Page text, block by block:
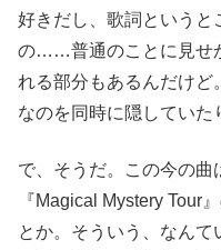
好きだし、歌詞というと
の……普通のことに見せ
れる部分もあるんだけど
なのを同時に隠していた
で、そうだ。この今の
『Magical Mystery Tour
とか。そういう、なん